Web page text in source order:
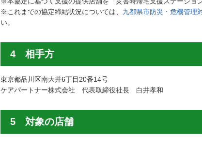
※これまでの協定締結状況については、 九都県市防災・危機管理
い。
4 相手方
東京都品川区南大井6丁目20番14号
ケアパートナー株式会社 代表取締役社長 白井孝和
5 対象の店舗